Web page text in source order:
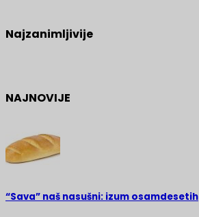
Najzanimljivije
NAJNOVIJE
“Sava” naš nasušni: izum osamdesetih